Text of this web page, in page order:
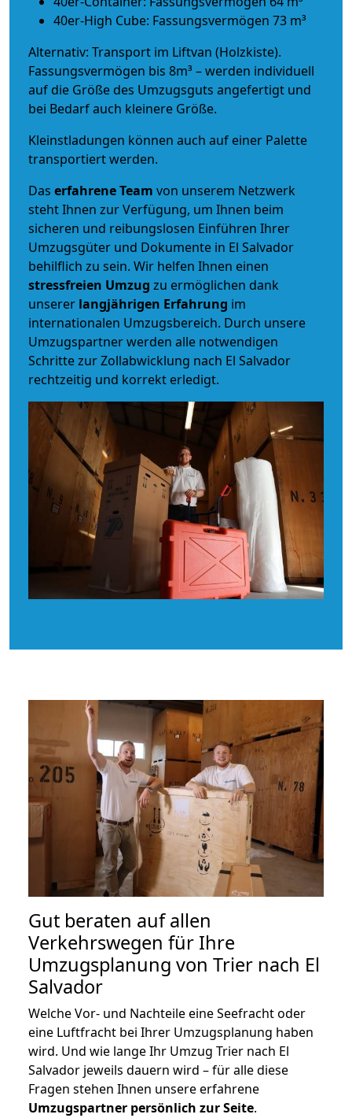
40er-High Cube: Fassungsvermögen 73 m³
Alternativ: Transport im Liftvan (Holzkiste).
Fassungsvermögen bis 8m³ – werden individuell
auf die Größe des Umzugsguts angefertigt und
bei Bedarf auch kleinere Größe.
Kleinstladungen können auch auf einer Palette
transportiert werden.
Das erfahrene Team von unserem Netzwerk
steht Ihnen zur Verfügung, um Ihnen beim
sicheren und reibungslosen Einführen Ihrer
Umzugsgüter und Dokumente in El Salvador
behilflich zu sein. Wir helfen Ihnen einen
stressfreien Umzug zu ermöglichen dank
unserer langjährigen Erfahrung im
internationalen Umzugsbereich. Durch unsere
Umzugspartner werden alle notwendigen
Schritte zur Zollabwicklung nach El Salvador
rechtzeitig und korrekt erledigt.
Gut beraten auf allen
Verkehrswegen für Ihre
Umzugsplanung von Trier nach El
Salvador
Welche Vor- und Nachteile eine Seefracht oder
eine Luftfracht bei Ihrer Umzugsplanung haben
wird. Und wie lange Ihr Umzug Trier nach El
Salvador jeweils dauern wird – für alle diese
Fragen stehen Ihnen unsere erfahrene
Umzugspartner persönlich zur Seite.